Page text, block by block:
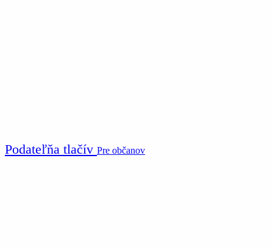
Podateľňa tlačív Pre občanov